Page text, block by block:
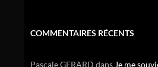
COMMENTAIRES RÉCENTS
Pascale GERARD dans Je me